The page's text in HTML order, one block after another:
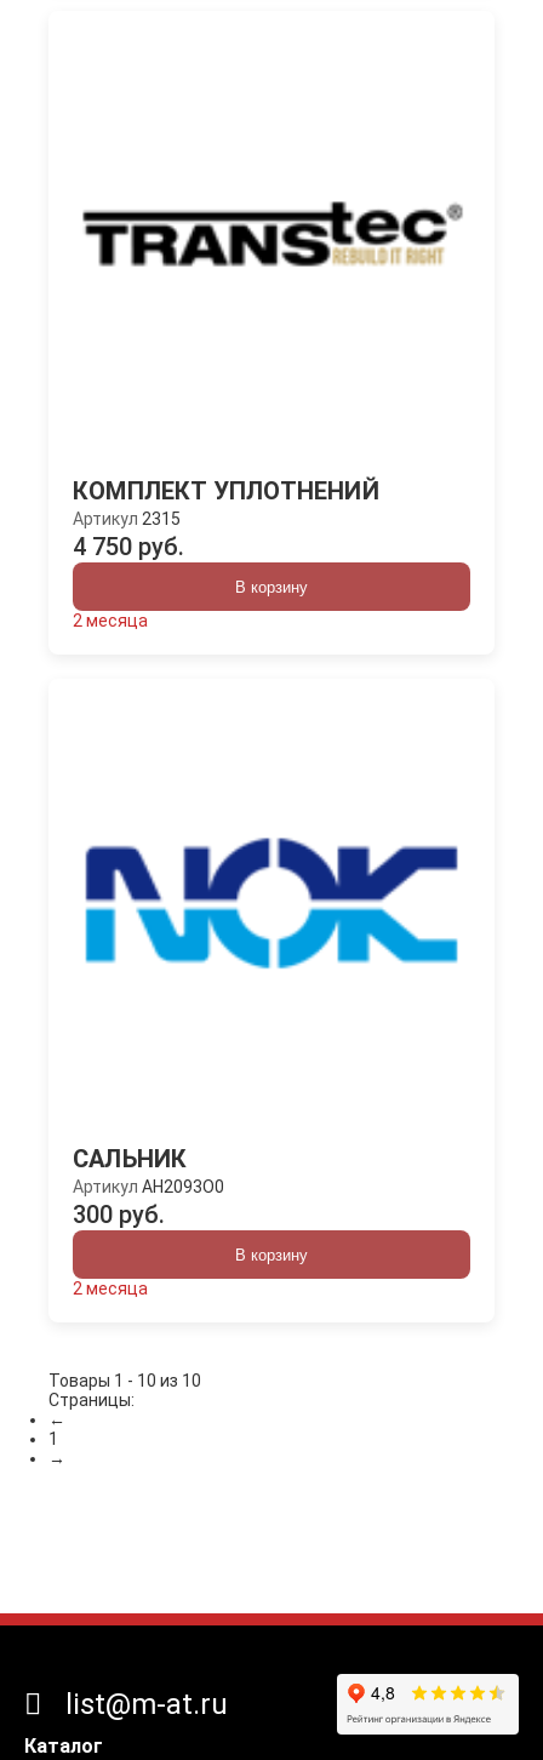
КОМПЛЕКТ УПЛОТНЕНИЙ
Артикул 2315
4 750 руб.
В корзину
2 месяца
САЛЬНИК
Артикул AH2093O0
300 руб.
В корзину
2 месяца
Товары 1 - 10 из 10
Страницы:
←
1
→
Каталог
list@m-at.ru